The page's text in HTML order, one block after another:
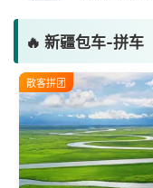
🔥 新疆包车-拼车
散客拼团